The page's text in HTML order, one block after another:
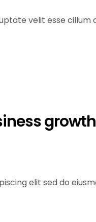
velit esse cillum
elit sed do